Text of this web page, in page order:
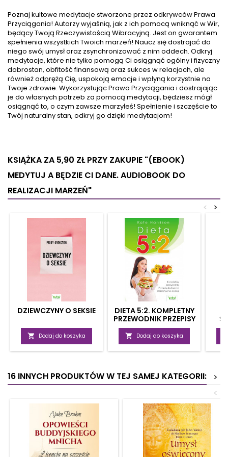
związku. Dowiesz się jak
świadomie formułować myśli
i wibrować energią, by
przyciągnąć ukochaną
osobę i szczęście.
Odnajdziesz drogę do Wiru
Tworzenia, który zawiera
wszystko, czego pragniesz i...
jego podstawowe zasady do
codziennego życia. Stanie się
to możliwe dzięki lekturze tej
książki. Każdy z nas, o czym
mówi Prawo Przyciągania,
ma dostęp do pozytywnej
energii. W książce znajdziesz
praktyczne rady, jak z...
Poznaj kultowe medytacje stworzone przez odkrywców Prawa
Przyciągania! Autorzy wyjaśnią, jak z ich pomocą wniknąć w Wir,
będący Twoją Rzeczywistością Wibracyjną. Jest on gwarantem
spełnienia wszystkich Twoich marzeń! Naucz się dostrajać do
niego swój umysł oraz zsynchronizować z nim oddech. Odkryj
medytacje, które nie tylko pomogą Ci osiągnąć ogólny i fizyczny
dobrostan, obfitość finansową oraz sukces w relacjach, ale
również odprężą Cię, uspokoją emocje i wpłyną korzystnie na
Twoje zdrowie. Wykorzystując Prawo Przyciągania i dostrajając
je do własnych potrzeb za pomocą medytacji, będziesz mógł
osiągnąć to, o czym zawsze marzyłeś! Spełnienie i szczęście to
Twój naturalny stan, odkryj go dzięki medytacjom!
KSIĄŻKA ZA 5,90 ZŁPRZY ZAKUPIE "(EBOOK)
MEDYTUJ A BĘDZIE CI DANE. AUDIOBOOK DO
REALIZACJI MARZEŃ"
>
<
DZIEWCZYNY O SEKSIE
 Dodaj do koszyka
DIETA 5:2. KOMPLETNY
PRZEWODNIK PRZEPISY
KULINARNE,
OBIEKTYWNE OPINIE
 Dodaj do koszyka
16 INNYCH PRODUKTÓW W TEJ SAMEJ KATEGORII:
>
<